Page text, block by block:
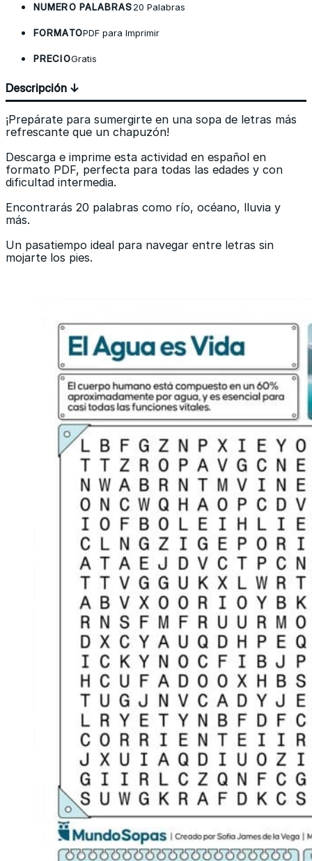
NUMERO PALABRAS20 Palabras
FORMATOPDF para Imprimir
PRECIOGratis
Descripción ↓
¡Prepárate para sumergirte en una sopa de letras más
refrescante que un chapuzón!
Descarga e imprime esta actividad en español en
formato PDF, perfecta para todas las edades y con
dificultad intermedia.
Encontrarás 20 palabras como río, océano, lluvia y
más.
Un pasatiempo ideal para navegar entre letras sin
mojarte los pies.